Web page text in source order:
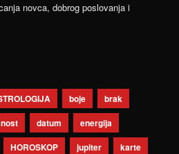
novca, dobrog poslovanja i
boje
brak
datum
energija
HOROSKOP jupiter
karte